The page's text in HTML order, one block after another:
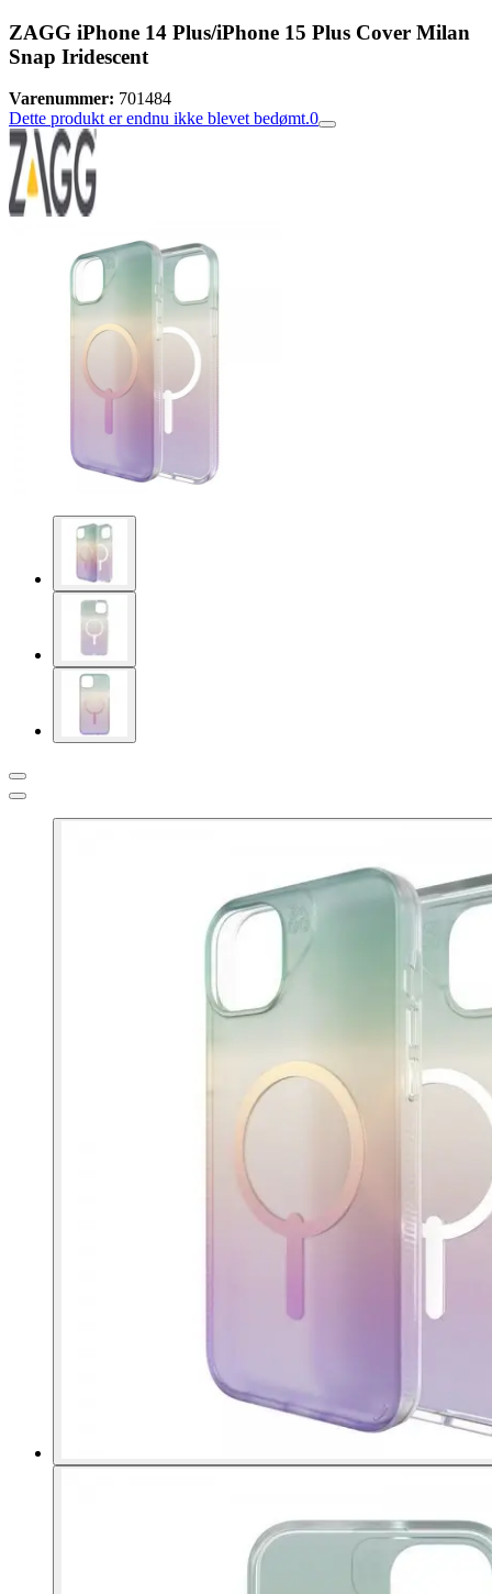
ZAGG iPhone 14 Plus/iPhone 15 Plus Cover Milan
Snap Iridescent
Varenummer: 701484
Dette produkt er endnu ikke blevet bedømt.0